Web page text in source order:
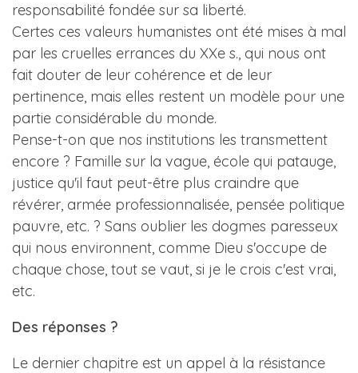
responsabilité fondée sur sa liberté.
Certes ces valeurs humanistes ont été mises à mal
par les cruelles errances du XXe s., qui nous ont
fait douter de leur cohérence et de leur
pertinence, mais elles restent un modèle pour une
partie considérable du monde.
Pense-t-on que nos institutions les transmettent
encore ? Famille sur la vague, école qui patauge,
justice qu'il faut peut-être plus craindre que
révérer, armée professionnalisée, pensée politique
pauvre, etc. ? Sans oublier les dogmes paresseux
qui nous environnent, comme Dieu s'occupe de
chaque chose, tout se vaut, si je le crois c'est vrai,
etc.
Des réponses ?
Le dernier chapitre est un appel à la résistance